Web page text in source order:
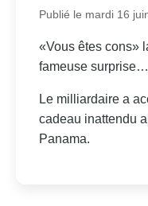
Publié le mardi 16
«Vous êtes cons»
fameuse surprise…
Le milliardaire a
cadeau inattendu
Panama.